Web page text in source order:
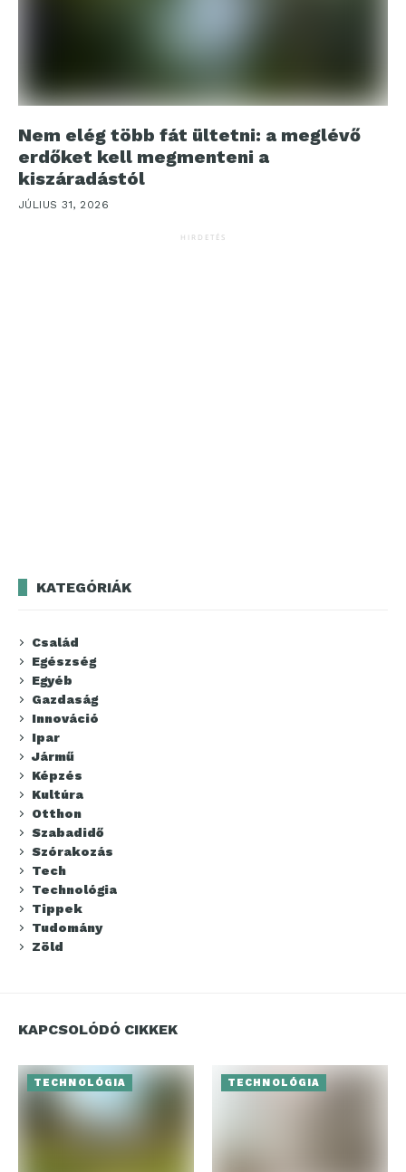
Nem elég több fát ültetni: a meglévő
erdőket kell megmenteni a
kiszáradástól
JÚLIUS 31, 2026
HIRDETÉS
KATEGÓRIÁK
Család
Egészség
Egyéb
Gazdaság
Innováció
Ipar
Jármű
Képzés
Kultúra
Otthon
Szabadidő
Szórakozás
Tech
Technológia
Tippek
Tudomány
Zöld
KAPCSOLÓDÓ CIKKEK
TECHNOLÓGIA TECHNOLÓGIA